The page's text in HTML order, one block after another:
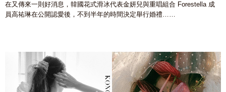
在又傳來一則好消息，韓國花式滑冰代表金妍兒與重唱組合 Forestella 成
員高祐琳在公開認愛後，不到半年的時間決定舉行婚禮……